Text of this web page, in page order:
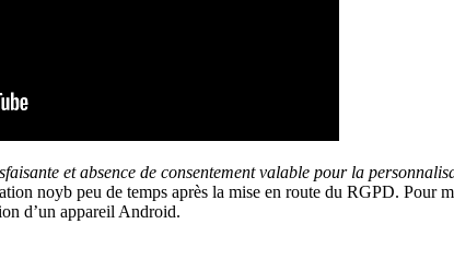
et absence de consentement valable pour la
noyb peu de temps après la mise en route du RGPD. Pour
d’un appareil Android.